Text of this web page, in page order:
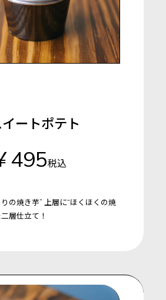
イートポテト
495税込
の焼き芋” 上層に“ほくほくの焼
層仕立て！